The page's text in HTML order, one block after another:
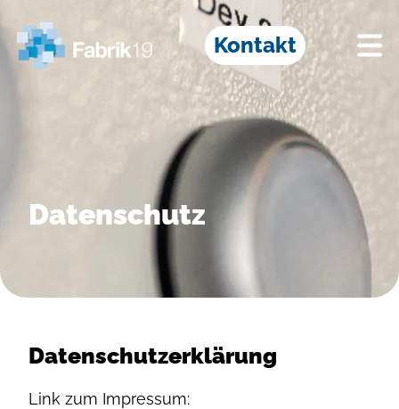
Kontakt
Datenschutz
Datenschutzerklärung
Link zum Impressum: